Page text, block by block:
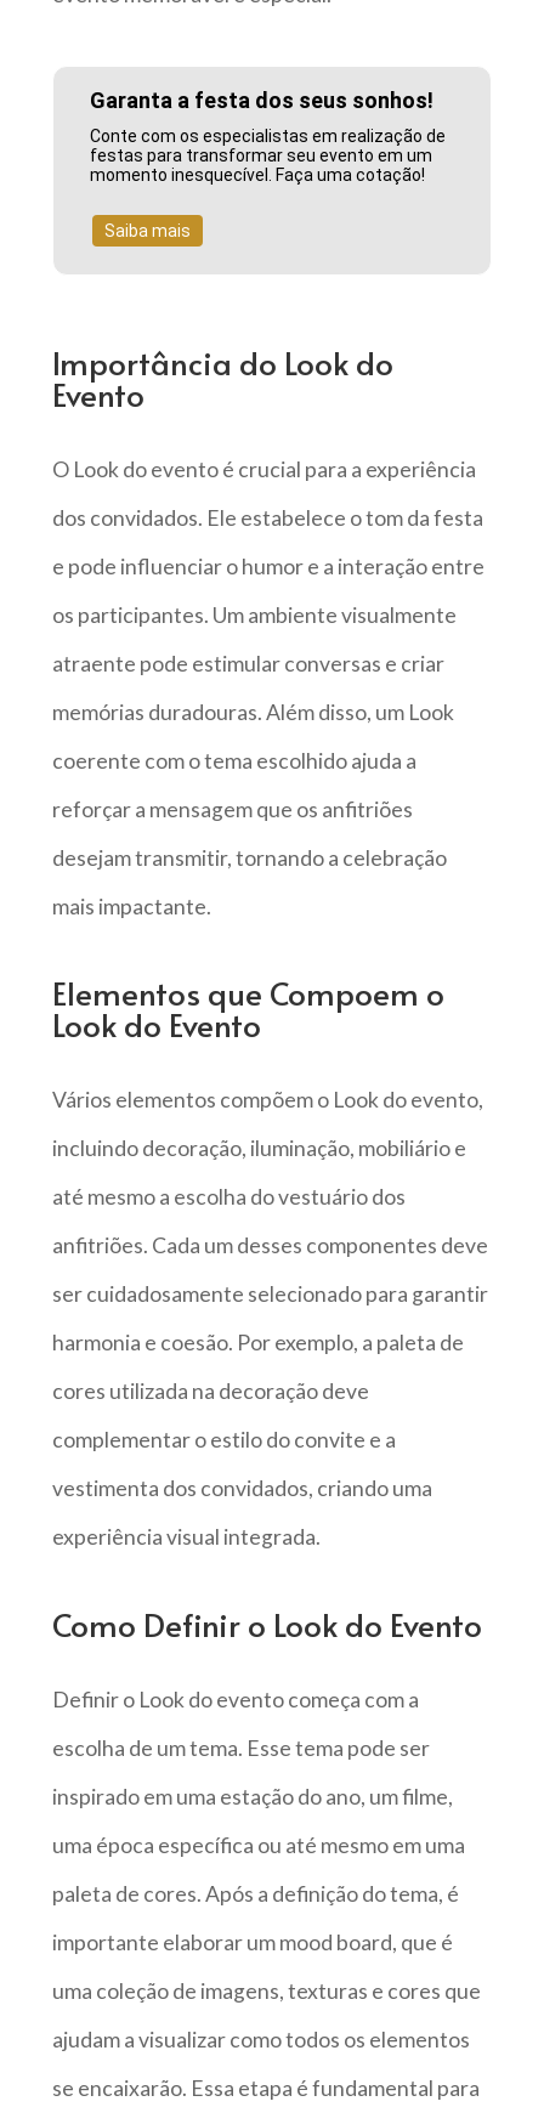
Garanta a festa dos seus sonhos!
Conte com os especialistas em realização de
festas para transformar seu evento em um
momento inesquecível. Faça uma cotação!
Saiba mais
Importância do Look do
Evento
O Look do evento é crucial para a experiência
dos convidados. Ele estabelece o tom da festa
e pode influenciar o humor e a interação entre
os participantes. Um ambiente visualmente
atraente pode estimular conversas e criar
memórias duradouras. Além disso, um Look
coerente com o tema escolhido ajuda a
reforçar a mensagem que os anfitriões
desejam transmitir, tornando a celebração
mais impactante.
Elementos que Compoem o
Look do Evento
Vários elementos compõem o Look do evento,
incluindo decoração, iluminação, mobiliário e
até mesmo a escolha do vestuário dos
anfitriões. Cada um desses componentes deve
ser cuidadosamente selecionado para garantir
harmonia e coesão. Por exemplo, a paleta de
cores utilizada na decoração deve
complementar o estilo do convite e a
vestimenta dos convidados, criando uma
experiência visual integrada.
Como Definir o Look do Evento
Definir o Look do evento começa com a
escolha de um tema. Esse tema pode ser
inspirado em uma estação do ano, um filme,
uma época específica ou até mesmo em uma
paleta de cores. Após a definição do tema, é
importante elaborar um mood board, que é
uma coleção de imagens, texturas e cores que
ajudam a visualizar como todos os elementos
se encaixarão. Essa etapa é fundamental para